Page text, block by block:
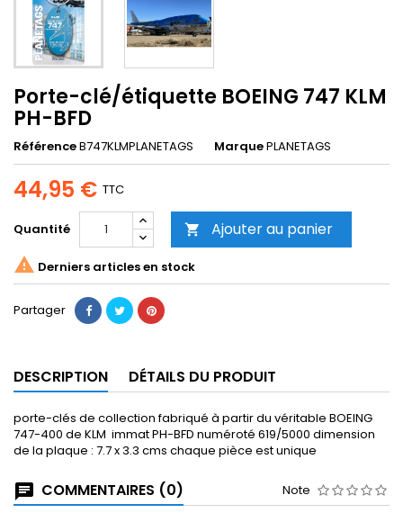
Porte-clé/étiquette BOEING 747 KLM
PH-BFD
RéférenceB747KLMPLANETAGS MarquePLANETAGS
44,95 € TTC
Quantité  Ajouter au panier
 Derniers articles en stock
Partager
DESCRIPTION DÉTAILS DU PRODUIT
porte-clés de collection fabriqué à partir du véritable BOEING
747-400 de KLM immat PH-BFD numéroté 619/5000 dimension
de la plaque : 7.7 x 3.3 cms chaque pièce est unique
COMMENTAIRES (0) Note